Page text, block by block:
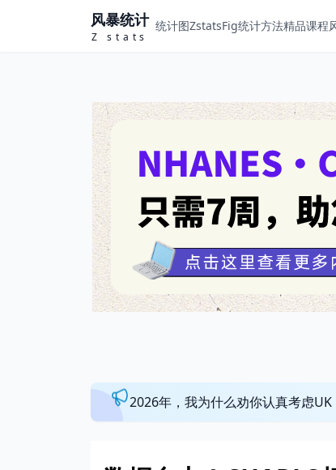
风暴统计
Z stats
统计图ZstatsFig统计方法精品课程
2026年，我为什么劝你认真考虑